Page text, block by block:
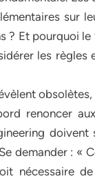
sur
? Et pourquoi
les
renoncer
demander :
nécessaire